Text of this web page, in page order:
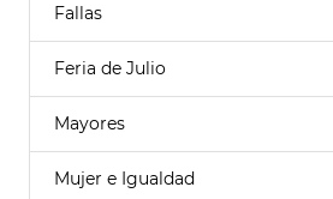
Fallas
Feria de Julio
Mayores
Mujer e Igualdad